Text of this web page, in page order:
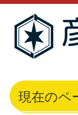
現在のペ